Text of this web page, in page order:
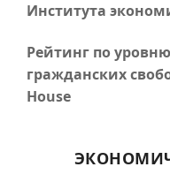
Института
Рейтинг по
гражданских
House